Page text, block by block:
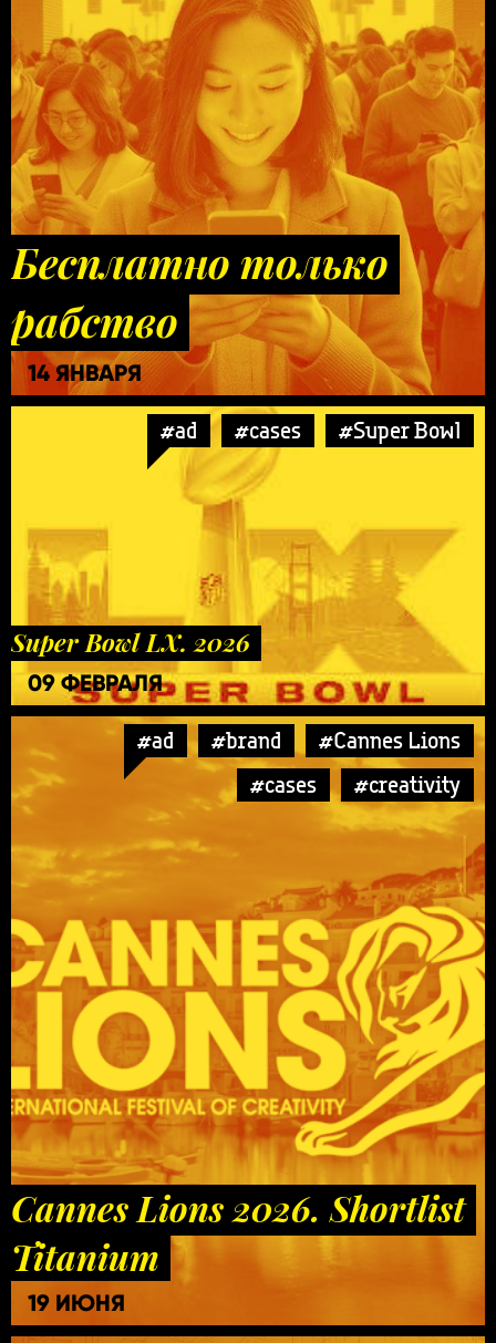
Бесплатно только
рабство
14 ЯНВАРЯ
#ad #cases #Super Bowl
Super Bowl LX. 2026
09 ФЕВРАЛЯ
#ad #brand
#Cannes Lions
#cases
#creativity
Cannes Lions 2026. Shortlist
Titanium
19 ИЮНЯ